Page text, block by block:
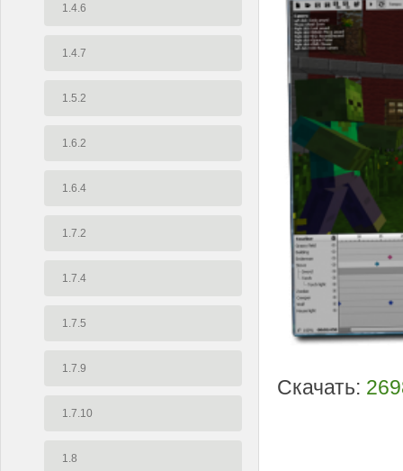
1.4.6
1.4.7
1.5.2
1.6.2
1.6.4
1.7.2
1.7.4
1.7.5
1.7.9
1.7.10
1.8
Скачать: